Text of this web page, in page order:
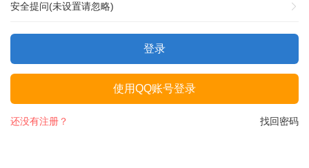
安全提问(未设置请忽略)
登录
使用QQ账号登录
找回密码
还没有注册？